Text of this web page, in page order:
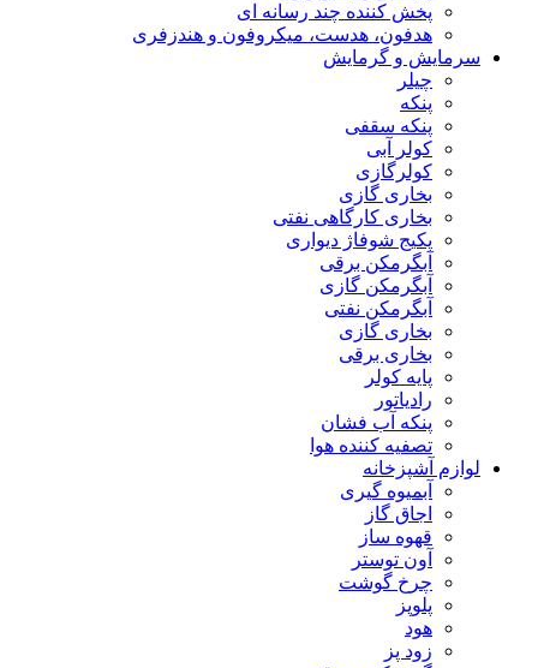
پخش کننده چند رسانه ای
هدفون، هدست، میکروفون و هندزفری
سرمایش و گرمایش
چیلر
پنکه
پنکه سقفی
کولر آبی
کولرگازی
بخاری گازی
بخاری کارگاهی نفتی
پکیج شوفاژ دیواری
آبگرمکن برقی
آبگرمکن گازی
آبگرمکن نفتی
بخاری گازی
بخاری برقی
پایه کولر
رادیاتور
پنکه آب فشان
تصفیه کننده هوا
لوازم آشپزخانه
آبمیوه گیری
اجاق گاز
قهوه ساز
آون توستر
چرخ گوشت
پلوپز
هود
زود پز